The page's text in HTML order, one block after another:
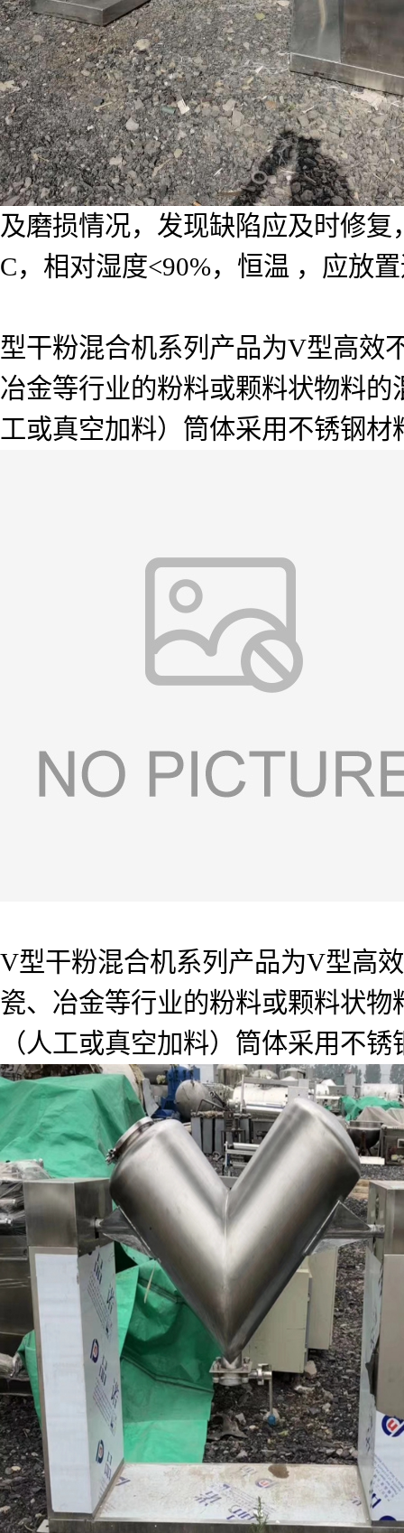
及磨损情况，发现缺陷应及时修
C，相对湿度<90%，恒温 ，应放
型干粉混合机系列产品为V型高效
冶金等行业的粉料或颗料状物料
工或真空加料）筒体采用不锈钢
V型干粉混合机系列产品为V型高
瓷、冶金等行业的粉料或颗料状
（人工或真空加料）筒体采用不